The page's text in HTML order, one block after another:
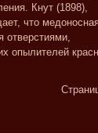
Кнут (1898),
что
отверстиями,
опылителей